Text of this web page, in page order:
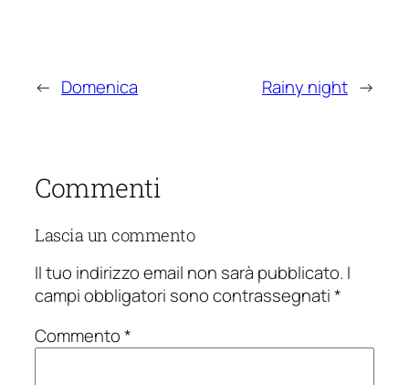
← Domenica Rainy night →
Commenti
Lascia un commento
Il tuo indirizzo email non sarà pubblicato. I
campi obbligatori sono contrassegnati*
Commento*